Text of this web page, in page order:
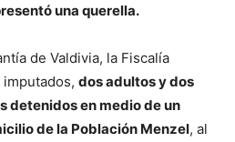
una querella.
de Valdivia, la Fiscalía
dos adultos y dos
detenidos en medio de un
de la Población Menzel, al